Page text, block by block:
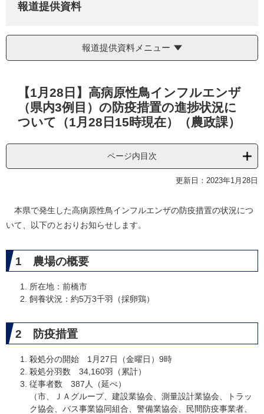
報道提供資料
報道提供資料メニュー
【1月28日】高病原性鳥インフルエンザ
（県内3例目）の防疫措置の進捗状況に
ついて（1月28日15時現在）（農政課）
ページ内目次
更新日：2023年1月28日
本県で発生した高病原性鳥インフルエンザの防疫措置の状況につ
いて、以下のとおりお知らせします。
1 農場の概要
所在地：前橋市
飼養状況：約5万3千羽（採卵鶏）
2 防疫措置
殺処分の開始 1月27日（金曜日）9時
殺処分羽数 34,160羽（累計）
従事者数 387人（延べ）
（市、ＪＡグループ、建設業協会、測量設計業協会、トラッ
ク協会、バス事業協同組合、警備業協会、民間防疫事業者、